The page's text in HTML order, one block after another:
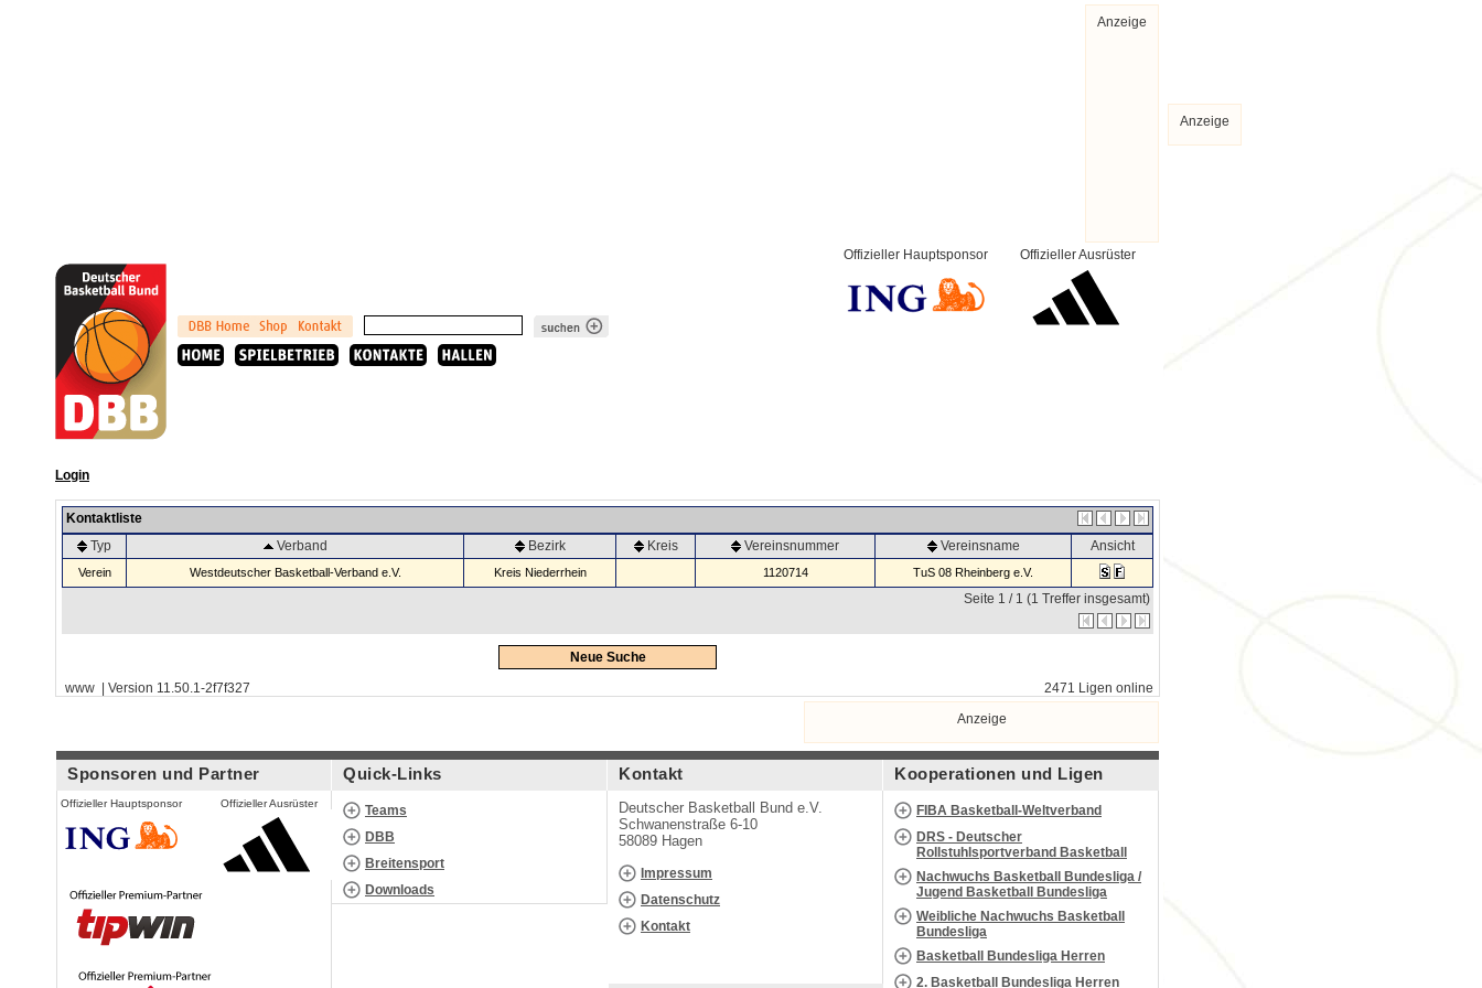
Anzeige
Offizieller Ausrüster
Offizieller Hauptsponsor
Login
Kontaktliste
Typ
Verband Bezirk Kreis Vereinsnummer Vereinsname Ansicht
Verein Westdeutscher Basketball-Verband e.V. Kreis Niederrhein 1120714 TuS 08 Rheinberg e.V.
Seite 1 / 1 (1 Treffer insgesamt)
Neue Suche
www | Version 11.50.1-2f7f327
2471 Ligen online
Anzeige
Sponsoren und Partner
Offizieller Hauptsponsor Offizieller Ausrüster
Quick-Links
Teams
DBB
Breitensport
Downloads
Kontakt
Deutscher Basketball Bund e.V.
Schwanenstraße 6-10
58089 Hagen
Impressum
Datenschutz
Kontakt
Kooperationen und Ligen
FIBA Basketball-Weltverband
DRS - Deutscher
Rollstuhlsportverband Basketball
Nachwuchs Basketball Bundesliga /
Jugend Basketball Bundesliga
Weibliche Nachwuchs Basketball
Bundesliga
Basketball Bundesliga Herren
2. Basketball Bundesliga Herren
Anzeige